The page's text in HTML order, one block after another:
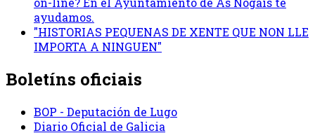
ayudamos.
"HISTORIAS PEQUENAS DE XENTE QUE NON LLE
IMPORTA A NINGUEN"
Boletíns oficiais
BOP - Deputación de Lugo
Diario Oficial de Galicia